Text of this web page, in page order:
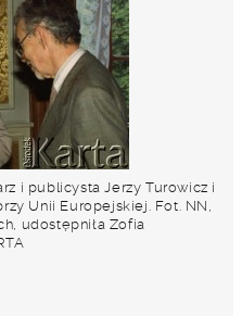
i publicysta Jerzy Turowicz i
Unii Europejskiej. Fot. NN,
udostępniła Zofia